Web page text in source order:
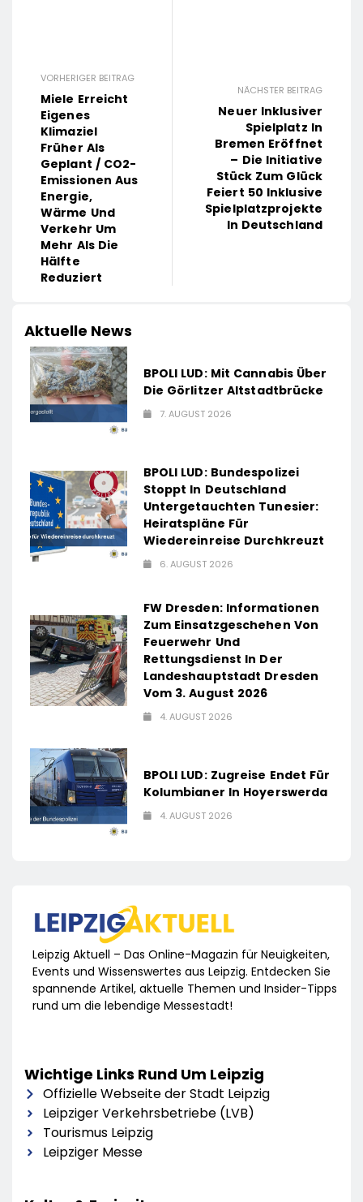
VORHERIGER BEITRAG
Miele Erreicht
Eigenes
Klimaziel
Früher Als
Geplant / CO2-
Emissionen Aus
Energie,
Wärme Und
Verkehr Um
Mehr Als Die
Hälfte
Reduziert
NÄCHSTER BEITRAG
Neuer Inklusiver
Spielplatz In
Bremen Eröffnet
– Die Initiative
Stück Zum Glück
Feiert 50 Inklusive
Spielplatzprojekte
In Deutschland
Aktuelle News
BPOLI LUD: Mit Cannabis Über
Die Görlitzer Altstadtbrücke
7. AUGUST 2026
BPOLI LUD: Bundespolizei
Stoppt In Deutschland
Untergetauchten Tunesier:
Heiratspläne Für
Wiedereinreise Durchkreuzt
6. AUGUST 2026
FW Dresden: Informationen
Zum Einsatzgeschehen Von
Feuerwehr Und
Rettungsdienst In Der
Landeshauptstadt Dresden
Vom 3. August 2026
4. AUGUST 2026
BPOLI LUD: Zugreise Endet Für
Kolumbianer In Hoyerswerda
4. AUGUST 2026
Leipzig Aktuell – Das Online-Magazin für Neuigkeiten,
Events und Wissenswertes aus Leipzig. Entdecken Sie
spannende Artikel, aktuelle Themen und Insider-Tipps
rund um die lebendige Messestadt!
Wichtige Links Rund Um Leipzig
Offizielle Webseite der Stadt Leipzig
Leipziger Verkehrsbetriebe (LVB)
Tourismus Leipzig
Leipziger Messe